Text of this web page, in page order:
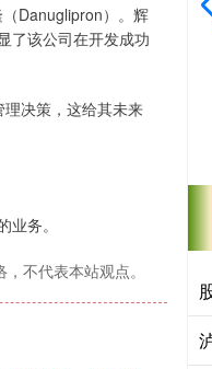
Danuglipron）。辉
了该公司在开发成功
决策，这给其未来
务。
不代表本站观点。